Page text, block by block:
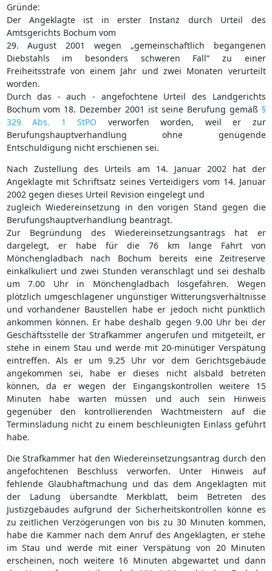
Gründe:
Der Angeklagte ist in erster Instanz durch Urteil des
Amtsgerichts Bochum vom
29. August 2001 wegen „gemeinschaftlich begangenen
Diebstahls im besonders schweren Fall“ zu einer
Freiheitsstrafe von einem Jahr und zwei Monaten verurteilt
worden.
Durch das - auch - angefochtene Urteil des Landgerichts
Bochum vom 18. Dezember 2001 ist seine Berufung gemäß §
329 Abs. 1 StPO verworfen worden, weil er zur
Berufungshauptverhandlung ohne genügende
Entschuldigung nicht erschienen sei.
Nach Zustellung des Urteils am 14. Januar 2002 hat der
Angeklagte mit Schriftsatz seines Verteidigers vom 14. Januar
2002 gegen dieses Urteil Revision eingelegt und
zugleich Wiedereinsetzung in den vorigen Stand gegen die
Berufungshauptverhandlung beantragt.
Zur Begründung des Wiedereinsetzungsantrags hat er
dargelegt, er habe für die 76 km lange Fahrt von
Mönchengladbach nach Bochum bereits eine Zeitreserve
einkalkuliert und zwei Stunden veranschlagt und sei deshalb
um 7.00 Uhr in Mönchengladbach losgefahren. Wegen
plötzlich umgeschlagener ungünstiger Witterungsverhältnisse
und vorhandener Baustellen habe er jedoch nicht pünktlich
ankommen können. Er habe deshalb gegen 9.00 Uhr bei der
Geschäftsstelle der Strafkammer angerufen und mitgeteilt, er
stehe in einem Stau und werde mit 20-minütiger Verspätung
eintreffen. Als er um 9.25 Uhr vor dem Gerichtsgebäude
angekommen sei, habe er dieses nicht alsbald betreten
können, da er wegen der Eingangskontrollen weitere 15
Minuten habe warten müssen und auch sein Hinweis
gegenüber den kontrollierenden Wachtmeistern auf die
Terminsladung nicht zu einem beschleunigten Einlass geführt
habe.
Die Strafkammer hat den Wiedereinsetzungsantrag durch den
angefochtenen Beschluss verworfen. Unter Hinweis auf
fehlende Glaubhaftmachung und das dem Angeklagten mit
der Ladung übersandte Merkblatt, beim Betreten des
Justizgebäudes aufgrund der Sicherheitskontrollen könne es
zu zeitlichen Verzögerungen von bis zu 30 Minuten kommen,
habe die Kammer nach dem Anruf des Angeklagten, er stehe
im Stau und werde mit einer Verspätung von 20 Minuten
erscheinen, noch weitere 16 Minuten abgewartet und dann